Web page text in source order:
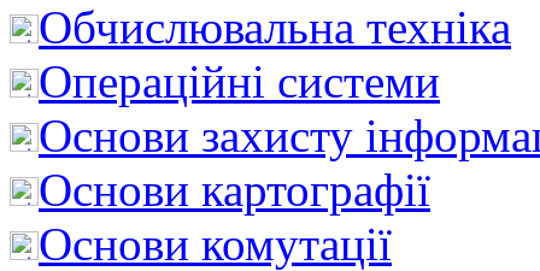
Обчислювальна техніка
Операційні системи
Основи захисту
Основи картографії
Основи комутації